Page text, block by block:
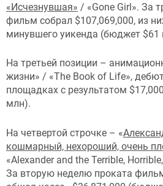
«Исчезнувшая» / «Gone Girl». За
фильм собрал $107,069,000, из
минувшего уикенда (бюджет $61
На третьей позиции –
жизни» / «The Book of Life»,
площадках с результатом
млн).
На четвертой строчке – «
кошмарный, нехороший, очень
«Alexander and the Terrible,
За вторую неделю проката